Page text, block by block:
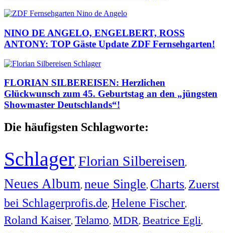
NINO DE ANGELO, ENGELBERT, ROSS
ANTONY: TOP Gäste Update ZDF Fernsehgarten!
FLORIAN SILBEREISEN: Herzlichen
Glückwunsch zum 45. Geburtstag an den „jüngsten
Showmaster Deutschlands“!
Die häufigsten Schlagworte:
Schlager, Florian Silbereisen,
Neues Album, neue Single, Charts, Zuerst
bei Schlagerprofis.de, Helene Fischer,
Roland Kaiser, Telamo, MDR, Beatrice Egli,